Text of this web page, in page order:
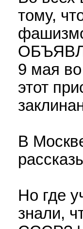
тому,
9 мая
этот
В
Но где
знали,